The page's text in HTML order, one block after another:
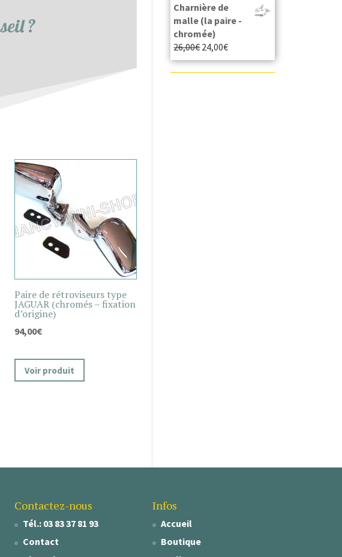
?
Paire de rétroviseurs type
JAGUAR (chromés – fixation
d’origine)
94,00€
Voir produit
Charnière de
malle (la paire -
chromée)
26,00€24,00€
Contactez-nous
Tél.: 03 83 37 81 93
Contact
Infos
Accueil
Boutique